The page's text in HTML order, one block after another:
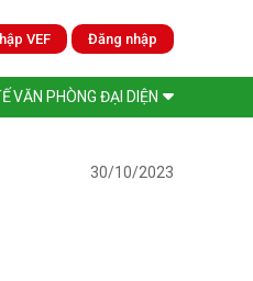
VEF Đăng nhập
VĂN PHÒNG ĐẠI DIỆN
30/10/2023